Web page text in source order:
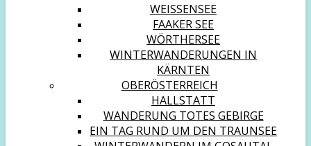
WEISSENSEE
FAAKER SEE
WÖRTHERSEE
WINTERWANDERUNGEN IN
KÄRNTEN
OBERÖSTERREICH
HALLSTATT
WANDERUNG TOTES GEBIRGE
EIN TAG RUND UM DEN TRAUNSEE